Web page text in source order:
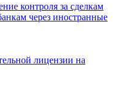
контроля за сделкам
через иностранные
лицензии на